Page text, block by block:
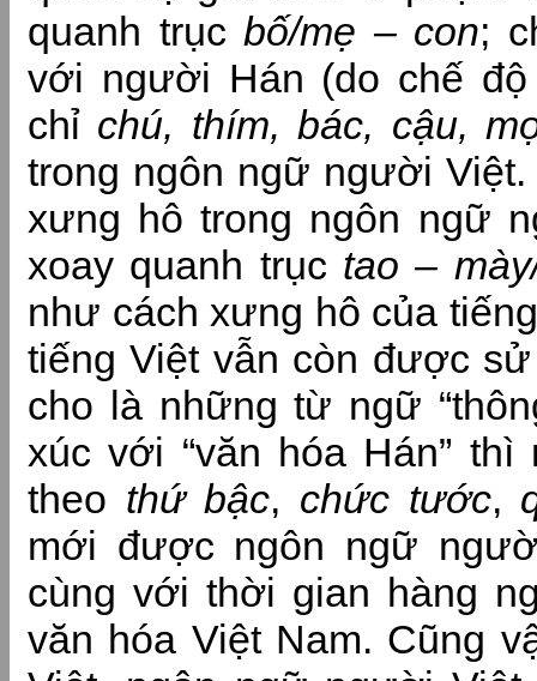
quanh trụcbố/mẹ – con;
với người Hán (do chế
chỉ chú, thím, bác, cậu,
trong ngôn ngữ người
xưng hô trong ngôn ngữ
xoay quanh trục tao –
như cách xưng hô của
tiếng Việt vẫn còn được
cho là những từ ngữ
xúc với “văn hóa Hán”
theo thứ bậc, chức tước,
mới được ngôn ngữ
cùng với thời gian hàng
văn hóa Việt Nam. Cũng